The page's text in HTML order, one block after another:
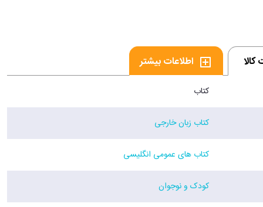
کالا اطلاعات بیشتر
کتاب
کتاب زبان خارجی
کتاب های عمومی انگلیسی
کودک و نوجوان